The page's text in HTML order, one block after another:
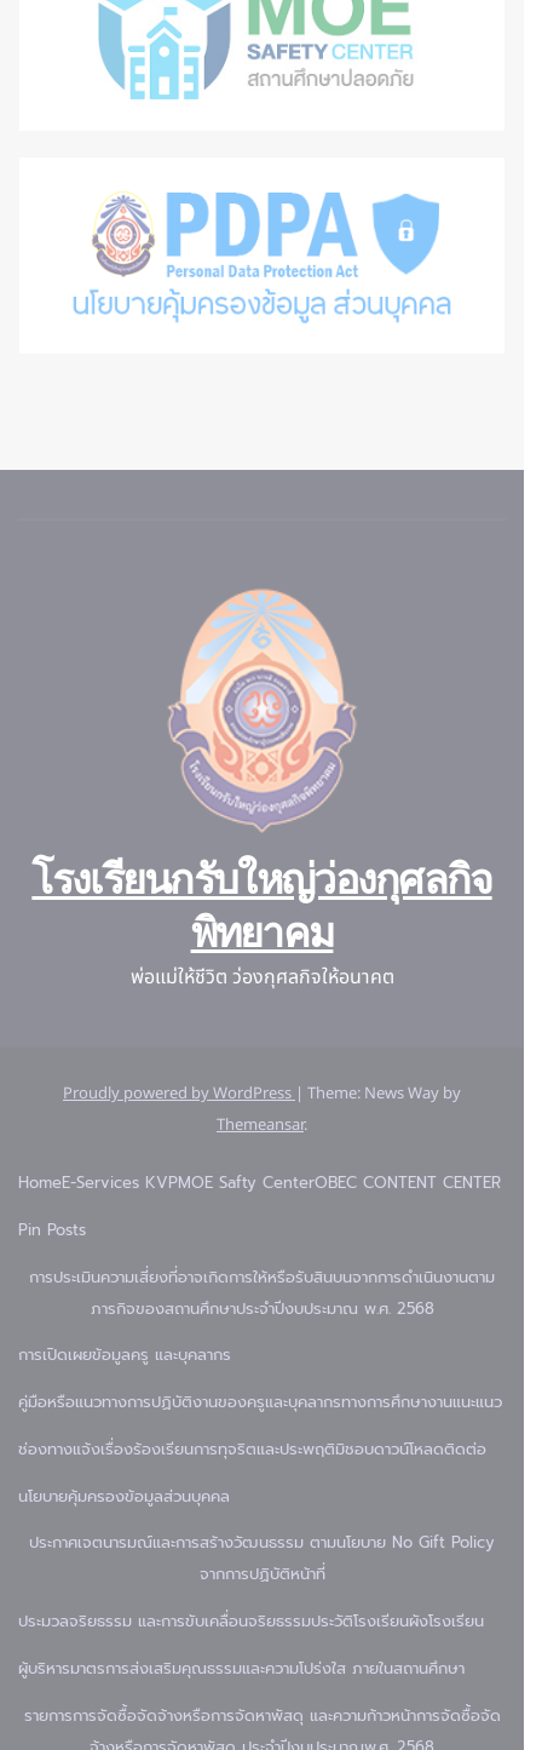
โรงเรียนกรับใหญ่ว่องกุศลกิจ
พิทยาคม
พ่อแม่ให้ชีวิต ว่องกุศลกิจให้อนาคต
Proudly powered by WordPress | Theme: News Way by
Themeansar.
HomeE-Services KVPMOE Safty CenterOBEC CONTENT CENTER
Pin Posts
การประเมินความเสี่ยงที่อาจเกิดการให้หรือรับสินบนจากการดำเนินงานตาม
ภารกิจของสถานศึกษาประจำปีงบประมาณ พ.ศ. 2568
การเปิดเผยข้อมูลครู และบุคลากร
คู่มือหรือแนวทางการปฏิบัติงานของครูและบุคลากรทางการศึกษางานแนะแนว
ช่องทางแจ้งเรื่องร้องเรียนการทุจริตและประพฤติมิชอบดาวน์โหลดติดต่อ
นโยบายคุ้มครองข้อมูลส่วนบุคคล
ประกาศเจตนารมณ์และการสร้างวัฒนธรรม ตามนโยบาย No Gift Policy
จากการปฏิบัติหน้าที่
ประมวลจริยธรรม และการขับเคลื่อนจริยธรรมประวัติโรงเรียนผังโรงเรียน
ผู้บริหารมาตรการส่งเสริมคุณธรรมและความโปร่งใส ภายในสถานศึกษา
รายการการจัดซื้อจัดจ้างหรือการจัดหาพัสดุ และความก้าวหน้าการจัดซื้อจัด